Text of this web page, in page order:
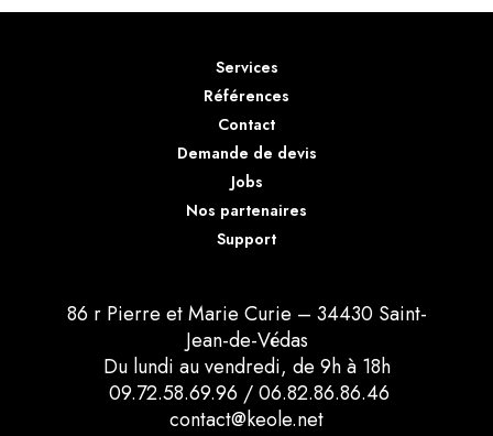
Services
Références
Contact
Demande de devis
Jobs
Nos partenaires
Support
86 r Pierre et Marie Curie – 34430 Saint-
Jean-de-Védas
Du lundi au vendredi, de 9h à 18h
09.72.58.69.96 /06.82.86.86.46
contact@keole.net